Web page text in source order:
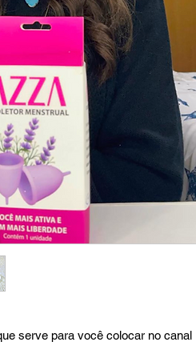
serve para você colocar no canal